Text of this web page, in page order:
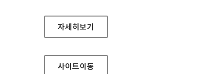
중소기업청 홈페이지
자세히보기
사이트이동